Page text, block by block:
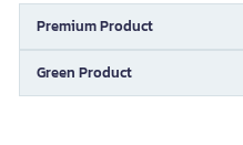
Premium Product
Green Product